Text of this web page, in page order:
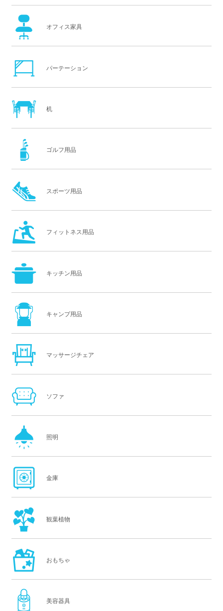
オフィス家具
パーテーション
机
ゴルフ用品
スポーツ用品
フィットネス用品
キッチン用品
キャンプ用品
マッサージチェア
ソファ
照明
金庫
観葉植物
おもちゃ
美容器具